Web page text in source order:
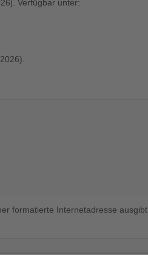
Verfügbar unter:
formatierte Internetadresse ausgibt,